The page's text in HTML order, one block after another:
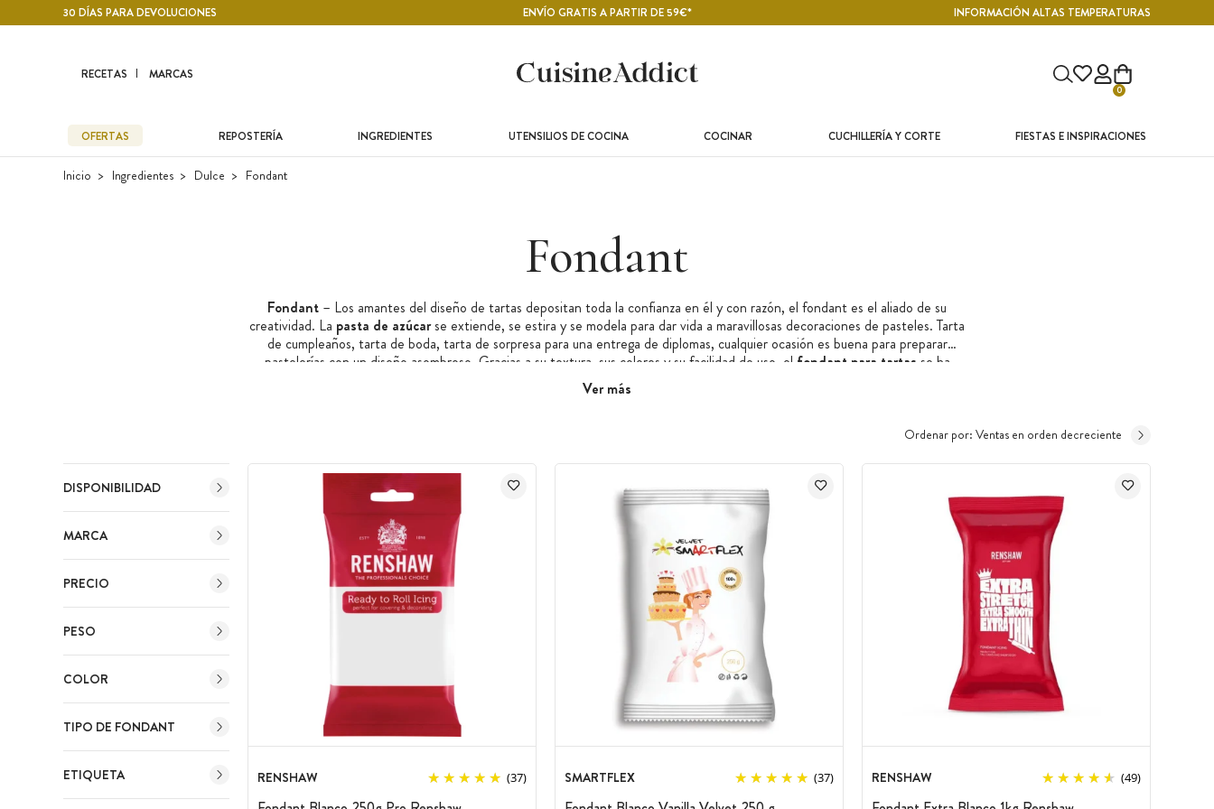
Contenido principal30 DÍAS PARA DEVOLUCIONES ENVÍO GRATIS A PARTIR DE 59€* INFORMACIÓN ALTAS TEMPERATURAS
RECETAS MARCAS
0
OFERTAS REPOSTERÍA INGREDIENTES UTENSILIOS DE COCINA COCINAR CUCHILLERÍA Y CORTE FIESTAS E INSPIRACIONES
Inicio Ingredientes Dulce Fondant
Fondant
Fondant – Los amantes del diseño de tartas depositan toda la confianza en él y con razón, el fondant es el aliado de su
creatividad. La pasta de azúcarse extiende, se estira y se modela para dar vida a maravillosas decoraciones de pasteles. Tarta
de cumpleaños, tarta de boda, tarta de sorpresa para una entrega de diplomas, cualquier ocasión es buena para preparar
pastelerías con un diseño asombroso. Gracias a su textura, sus colores y su facilidad de uso, el fondant para tartas se ha
convertido en un indispensable de la repostería. Explora los tonos y características de nuestras numerosas referencias de
que se adapte a tus expectativas y necesidades en la cocina. Y como existen
Ver más
Ordenar por: Ventas en orden decreciente
DISPONIBILIDAD
MARCA
PRECIO
PESO
COLOR
TIPO DE FONDANT
ETIQUETA RENSHAW (37) SMARTFLEX (37) RENSHAW (49)